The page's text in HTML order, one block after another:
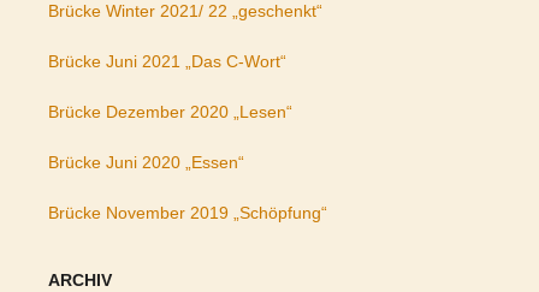
Brücke Winter 2021/ 22 „geschenkt“
Brücke Juni 2021 „Das C-Wort“
Brücke Dezember 2020 „Lesen“
Brücke Juni 2020 „Essen“
Brücke November 2019 „Schöpfung“
ARCHIV